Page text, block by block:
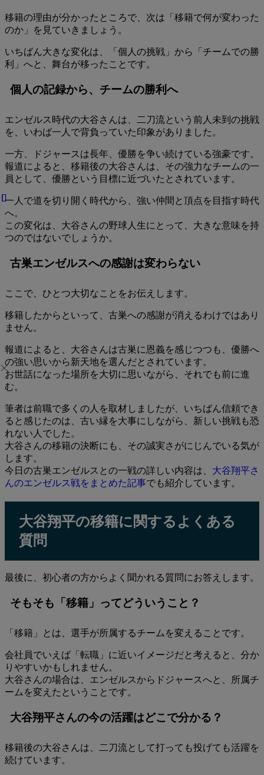
移籍の理由が分かったところで、次は「移籍で何が変わった
のか」を見ていきましょう。
いちばん大きな変化は、「個人の挑戦」から「チームでの勝
利」へと、舞台が移ったことです。
個人の記録から、チームの勝利へ
エンゼルス時代の大谷さんは、二刀流という前人未到の挑戦
を、いわば一人で背負っていた印象がありました。
一方、ドジャースは長年、優勝を争い続けている強豪です。
報道によると、移籍後の大谷さんは、その強力なチームの一
員として、優勝という目標に近づいたとされています。
一人で道を切り開く時代から、強い仲間と頂点を目指す時代
へ。
この変化は、大谷さんの野球人生にとって、大きな意味を持
つのではないでしょうか。
古巣エンゼルスへの感謝は変わらない
ここで、ひとつ大切なことをお伝えします。
移籍したからといって、古巣への感謝が消えるわけではあり
ません。
報道によると、大谷さんは古巣に恩義を感じつつも、優勝へ
の強い思いから新天地を選んだとされています。
お世話になった場所を大切に思いながら、それでも前に進
む。
筆者は前職で多くの人を取材しましたが、いちばん信頼でき
ると感じたのは、古い縁を大事にしながら、新しい挑戦も恐
れない人でした。
大谷さんの移籍の決断にも、その誠実さがにじんでいる気が
します。
今日の古巣エンゼルスとの一戦の詳しい内容は、 大谷翔平さ
んのエンゼルス戦をまとめた記事でも紹介しています。
大谷翔平の移籍に関するよくある
質問
最後に、初心者の方からよく聞かれる質問にお答えします。
そもそも「移籍」ってどういうこと？
「移籍」とは、選手が所属するチームを変えることです。
会社員でいえば「転職」に近いイメージだと考えると、分か
りやすいかもしれません。
大谷さんの場合は、エンゼルスからドジャースへと、所属チ
ームを変えたということです。
大谷翔平さんの今の活躍はどこで分かる？
移籍後の大谷さんは、二刀流として打っても投げても活躍を
続けています。